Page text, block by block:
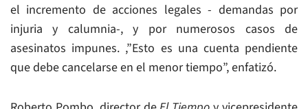
el incremento de acciones legales - demandas por
injuria y calumnia-, y por numerosos casos de
asesinatos impunes. ,”Esto es una cuenta pendiente
que debe cancelarse en el menor tiempo”, enfatizó.